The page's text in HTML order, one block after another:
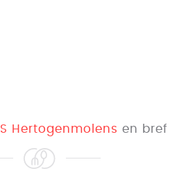
S Hertogenmolens en bref